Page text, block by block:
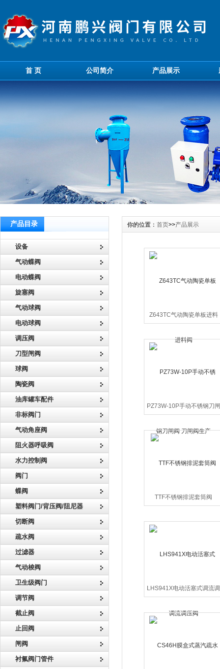
首 页 公司简介 产品展示
产品目录
设备
气动蝶阀
电动蝶阀
旋塞阀
气动球阀
电动球阀
调压阀
刀型闸阀
球阀
陶瓷阀
油库罐车配件
非标阀门
气动角座阀
阻火器呼吸阀
水力控制阀
阀门
蝶阀
塑料阀门/背压阀/阻尼器
切断阀
疏水阀
过滤器
气动梭阀
卫生级阀门
调节阀
截止阀
止回阀
闸阀
衬氟阀门管件
你的位置： 首页>>产品展示
Z643TC气动陶瓷单板进料
阀
PZ73W-10P手动不锈钢刀闸
阀 刀闸阀生产
TTF不锈钢排泥套筒阀
LHS941X电动活塞式调流调
压阀